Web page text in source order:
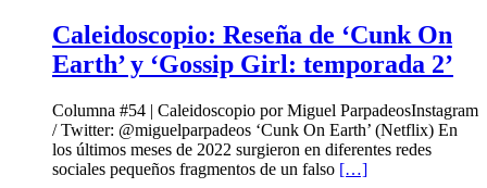
Caleidoscopio: Reseña de ‘Cunk On
Earth’ y ‘Gossip Girl: temporada 2’
Columna #54 | Caleidoscopio por Miguel ParpadeosInstagram
/ Twitter: @miguelparpadeos ‘Cunk On Earth’ (Netflix) En
los últimos meses de 2022 surgieron en diferentes redes
sociales pequeños fragmentos de un falso […]